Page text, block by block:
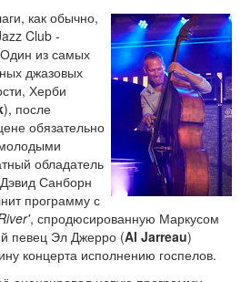
как обычно,
Club -
из самых
джазовых
Херби
), после
обязательно
обладатель
Санборн
программу с
, спродюсированную Маркусом
певец Эл Джерро (Al Jarreau)
концерта исполнению госпелов.